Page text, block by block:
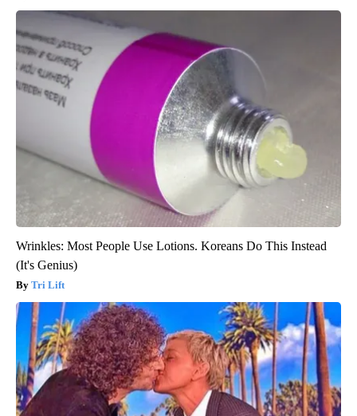
Wrinkles: Most People Use Lotions. Koreans Do This Instead
(It's Genius)
Tri Lift